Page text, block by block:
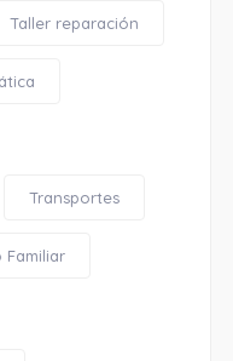
Taller reparación
Transportes
Familiar